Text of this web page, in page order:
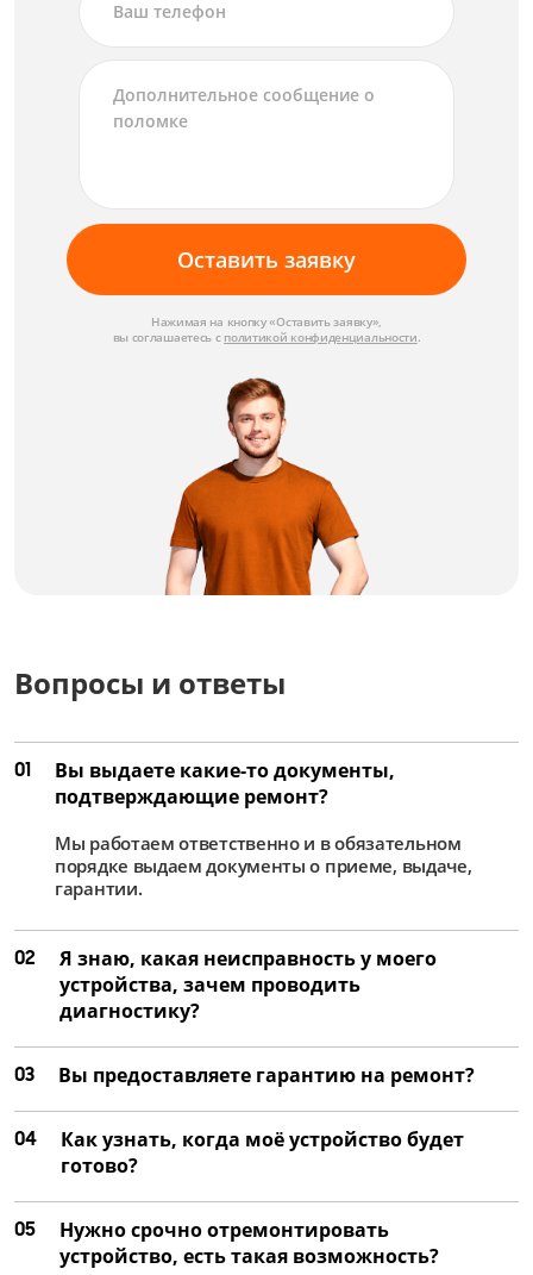
1710 руб
от 1,5 час
Чистка разбрызгивателя
от 45 мин
Ремонт дозатора
1260 руб
от 1 час
Ремонт панели управления
1800 руб
от 1,5 час
Замена циркуляционного насоса
2160 руб
Замена сливного насоса
1530 руб
от 1 час
1620 руб
от 45 мин
Замена теплообменника
2070 руб
Оставить заявку
Нажимая на кнопку «Оставить заявку»,
вы соглашаетесь с политикой конфиденциальности.
Вопросы и ответы
01
Вы выдаете какие-то документы,
подтверждающие ремонт?
Мы работаем ответственно и в обязательном
порядке выдаем документы о приеме, выдаче,
гарантии.
02
Я знаю, какая неисправность у моего
устройства, зачем проводить
диагностику?
03 Вы предоставляете гарантию на ремонт?
04
Как узнать, когда моё устройство будет
готово?
05
Нужно срочно отремонтировать
устройство, есть такая возможность?